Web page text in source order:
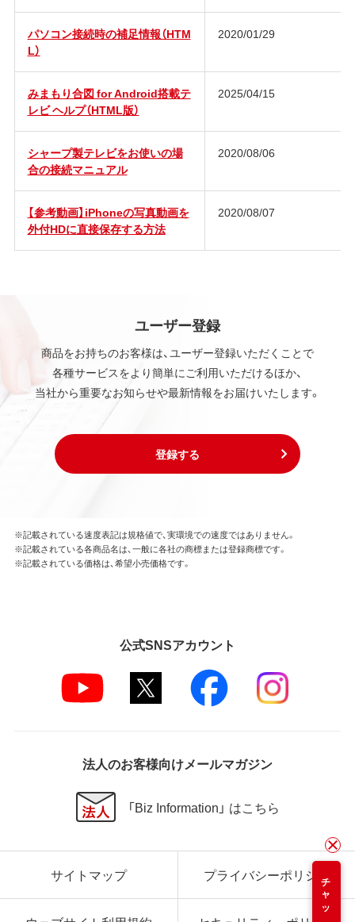
パソコン接続時の補足情報（HTM
L）
2020/01/29
みまもり合図 for Android搭載テ
レビ ヘルプ（HTML版）
2025/04/15
シャープ製テレビをお使いの場
合の接続マニュアル
2020/08/06
【参考動画】iPhoneの写真動画を
外付HDに直接保存する方法
2020/08/07
ユーザー登録
商品をお持ちのお客様は、ユーザー登録いただくことで
各種サービスをより簡単にご利用いただけるほか、
当社から重要なお知らせや最新情報をお届けいたします。
登録する
チャット
※記載されている速度表記は規格値で、実環境での速度ではありません。
※記載されている各商品名は、一般に各社の商標または登録商標です。
※記載されている価格は、希望小売価格です。
公式SNSアカウント
法人のお客様向けメールマガジン
「Biz Information」 はこちら
サイトマップ プライバシーポリシー